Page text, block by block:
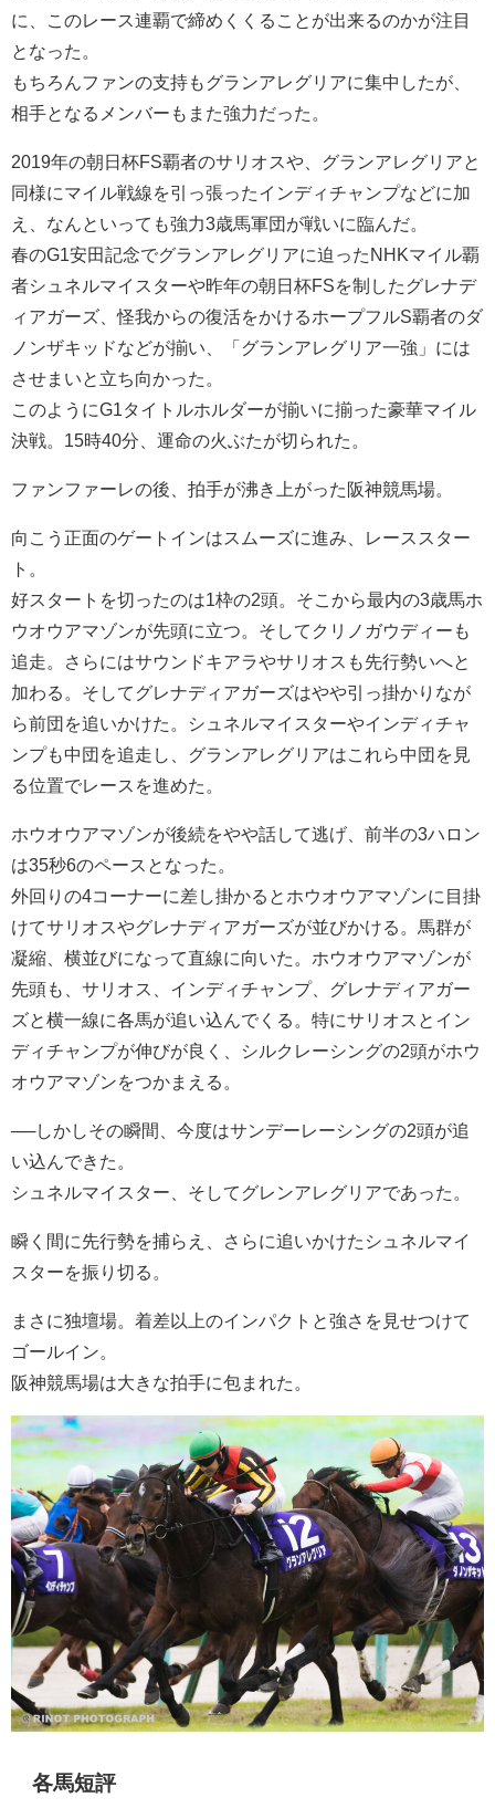
に、このレース連覇で締めくくることが出来るのかが注目
となった。
もちろんファンの支持もグランアレグリアに集中したが、
相手となるメンバーもまた強力だった。
2019年の朝日杯FS覇者のサリオスや、グランアレグリアと
同様にマイル戦線を引っ張ったインディチャンプなどに加
え、なんといっても強力3歳馬軍団が戦いに臨んだ。
春のG1安田記念でグランアレグリアに迫ったNHKマイル覇
者シュネルマイスターや昨年の朝日杯FSを制したグレナデ
ィアガーズ、怪我からの復活をかけるホープフルS覇者のダ
ノンザキッドなどが揃い、「グランアレグリア一強」には
させまいと立ち向かった。
このようにG1タイトルホルダーが揃いに揃った豪華マイル
決戦。15時40分、運命の火ぶたが切られた。
ファンファーレの後、拍手が沸き上がった阪神競馬場。
向こう正面のゲートインはスムーズに進み、レーススター
ト。
好スタートを切ったのは1枠の2頭。そこから最内の3歳馬ホ
ウオウアマゾンが先頭に立つ。そしてクリノガウディーも
追走。さらにはサウンドキアラやサリオスも先行勢いへと
加わる。そしてグレナディアガーズはやや引っ掛かりなが
ら前団を追いかけた。シュネルマイスターやインディチャ
ンプも中団を追走し、グランアレグリアはこれら中団を見
る位置でレースを進めた。
ホウオウアマゾンが後続をやや話して逃げ、前半の3ハロン
は35秒6のペースとなった。
外回りの4コーナーに差し掛かるとホウオウアマゾンに目掛
けてサリオスやグレナディアガーズが並びかける。馬群が
凝縮、横並びになって直線に向いた。ホウオウアマゾンが
先頭も、サリオス、インディチャンプ、グレナディアガー
ズと横一線に各馬が追い込んでくる。特にサリオスとイン
ディチャンプが伸びが良く、シルクレーシングの2頭がホウ
オウアマゾンをつかまえる。
──しかしその瞬間、今度はサンデーレーシングの2頭が追
い込んできた。
シュネルマイスター、そしてグレンアレグリアであった。
瞬く間に先行勢を捕らえ、さらに追いかけたシュネルマイ
スターを振り切る。
まさに独壇場。着差以上のインパクトと強さを見せつけて
ゴールイン。
阪神競馬場は大きな拍手に包まれた。
各馬短評